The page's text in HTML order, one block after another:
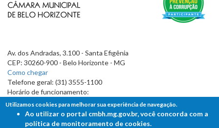
Av. dos Andradas, 3.100 - Santa Efigênia
CEP: 30260-900 - Belo Horizonte - MG
Como chegar
Telefone geral: (31) 3555-1100
Horário de funcionamento:
7h às 19h
Utilizamos cookies para melhorar sua experiência de navegação.
Ao utilizar o portal cmbh.mg.gov.br, você concorda com a
política de monitoramento de cookies.